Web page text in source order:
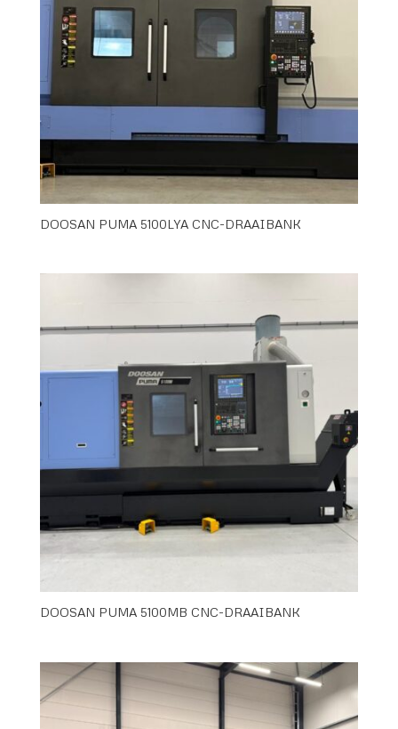
DOOSAN PUMA 5100LYA CNC-DRAAIBANK
DOOSAN PUMA 5100MB CNC-DRAAIBANK